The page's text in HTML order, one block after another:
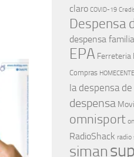
claro COVID-19
Despensa
despensa
EPA Ferreteria
Compras
la despensa
despensa
omnisport
RadioShack radio
siman